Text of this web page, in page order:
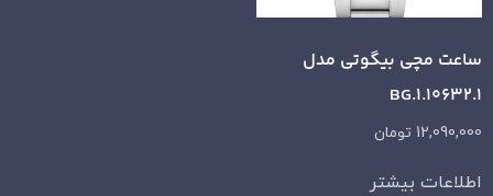
ساعت مچی بیگوتی مدل
BG.1.10632.1
12,090,000 تومان
اطلاعات بیشتر